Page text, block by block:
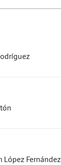
López Fernández